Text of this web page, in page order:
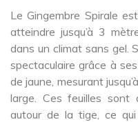
Le Gingembre Spirale
atteindre jusqu’à 3
dans un climat sans gel.
spectaculaire grâce à
de jaune, mesurant
large. Ces feuilles sont
autour de la tige, ce